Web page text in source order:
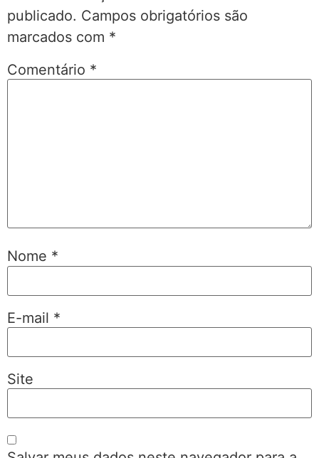
publicado. Campos obrigatórios são
marcados com *
Comentário *
Nome *
E-mail *
Site